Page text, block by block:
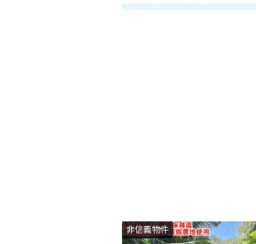
非信義物件